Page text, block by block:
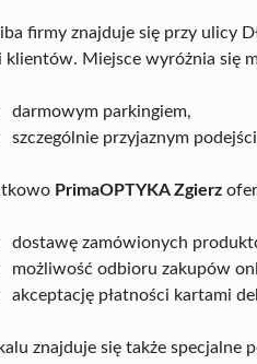
firmy znajduje się przy ulicy
klientów. Miejsce wyróżnia się
darmowym parkingiem,
szczególnie przyjaznym
PrimaOPTYKA Zgierz
dostawę zamówionych
możliwość odbioru zakupów
akceptację płatności kartami
znajduje się także specjalne